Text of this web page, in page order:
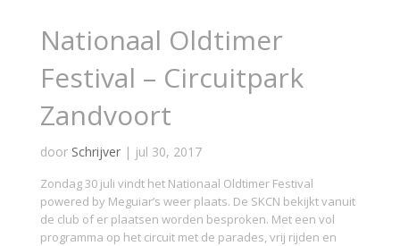
Nationaal Oldtimer
Festival – Circuitpark
Zandvoort
door Schrijver| jul 30, 2017
Zondag 30 juli vindt het Nationaal Oldtimer Festival
powered by Meguiar’s weer plaats. De SKCN bekijkt vanuit
de club of er plaatsen worden besproken. Met een vol
programma op het circuit met de parades, vrij rijden en